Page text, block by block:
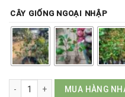
CÂY GIỐNG NGOẠI NHẬP
Cây vú sữa Mica số lượng
MUA HÀNG